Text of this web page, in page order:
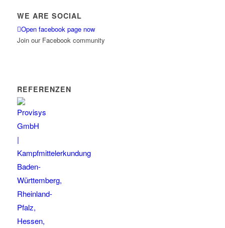
WE ARE SOCIAL
Open facebook page now
Join our Facebook community
REFERENZEN